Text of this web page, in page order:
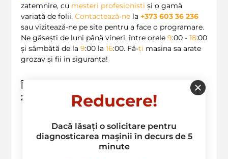
zatemnire, cu mesteri profesionisti și o gamă
variată de folii. Contactează-ne la +373 603 36 236
sau vizitează-ne pe site pentru a face o programare.
Ne găsești de luni până vineri, între orele 9:00 - 18:00
și sâmbătă de la 9:00 la 16:00. Fă-ți masina sa arate
grozav și fii in siguranta!
Întrebări frecvente despre
zatemnirea farurilor
zatemnirea farurilor?- Există mai
multetipuri de folie, dar este important
să alegi una de calitate, omologată.
Reducere!
Dacă lăsați o solicitare pentru
diagnosticarea mașinii în decurs de 5
minute